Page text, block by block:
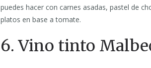
puedes hacer con carnes asadas, pastel de
platos en base a tomate.
6. Vino tinto